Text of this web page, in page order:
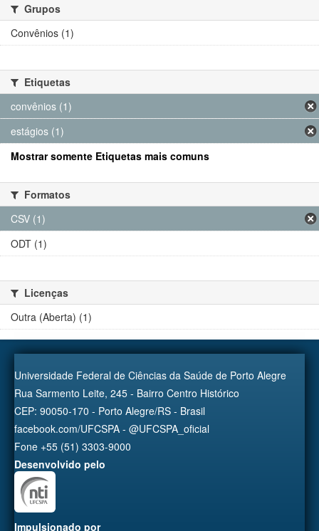
Grupos
Convênios (1)
Etiquetas
convênios (1)
estágios (1)
Mostrar somente Etiquetas mais comuns
Formatos
CSV (1)
ODT (1)
Licenças
Outra (Aberta) (1)
Universidade Federal de Ciências da Saúde de Porto Alegre
Rua Sarmento Leite, 245 - Bairro Centro Histórico
CEP: 90050-170 - Porto Alegre/RS - Brasil
facebook.com/UFCSPA - @UFCSPA_oficial
Fone +55 (51) 3303-9000
Desenvolvido pelo
Impulsionado por